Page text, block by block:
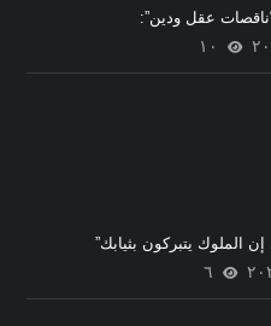
عقل ودين”:
١٠
الملوك يتبركون بثيابك”
٦